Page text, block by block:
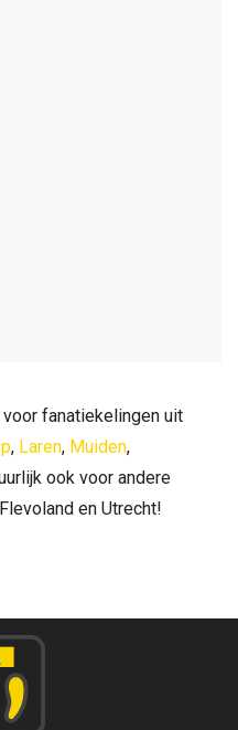
fanatiekelingen uit
, Laren, Muiden,
ook voor andere
en Utrecht!